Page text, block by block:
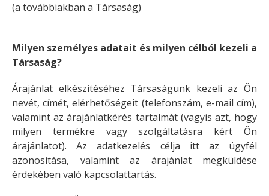
(a továbbiakban a Társaság)
Milyen személyes adatait és milyen célból kezeli a
Társaság?
Árajánlat elkészítéséhez Társaságunk kezeli az Ön
nevét, címét, elérhetőségeit (telefonszám, e-mail cím),
valamint az árajánlatkérés tartalmát (vagyis azt, hogy
milyen termékre vagy szolgáltatásra kért Ön
árajánlatot). Az adatkezelés célja itt az ügyfél
azonosítása, valamint az árajánlat megküldése
érdekében való kapcsolattartás.